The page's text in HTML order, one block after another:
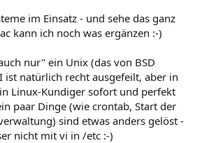
im Einsatz - und sehe das ganz
kann ich noch was ergänzen :-)
nur" ein Unix (das von BSD
ist natürlich recht ausgefeilt, aber in
Linux-Kundiger sofort und perfekt
paar Dinge (wie crontab, Start der
sind etwas anders gelöst -
nicht mit vi in /etc :-)